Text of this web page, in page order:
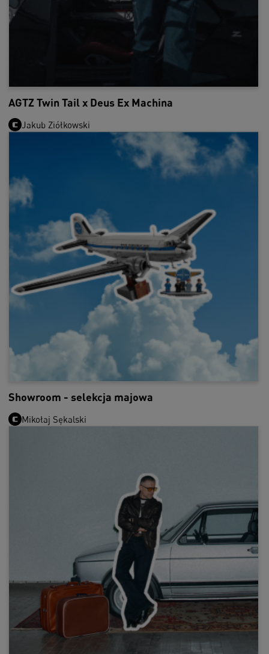
AGTZ Twin Tail x Deus Ex Machina
Jakub Ziółkowski
Showroom - selekcja majowa
Mikołaj Sękalski